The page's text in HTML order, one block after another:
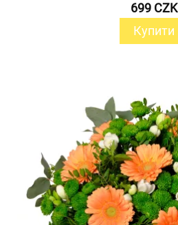
699 CZK
Купити